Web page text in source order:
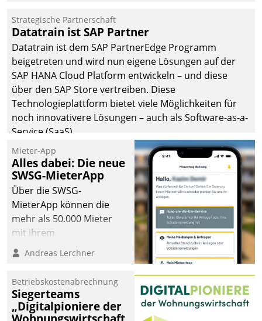
Unternehmen.
Strategische Partnerschaft
Datatrain ist SAP Partner
Datatrain ist dem SAP PartnerEdge Programm
beigetreten und wird nun eigene Lösungen auf der
SAP HANA Cloud Platform entwickeln – und diese
über den SAP Store vertreiben. Diese
Technologieplattform bietet viele Möglichkeiten für
noch innovativere Lösungen – auch als Software-as-a-
Service (SaaS).
Mieter-App
Alles dabei: Die neue
SWSG-MieterApp
Über die SWSG-
MieterApp können die
mehr als 50.000 Mieter
mit ihrem
Wohnungsunternehmen
kommunizieren, auf dem
einsehen und ändern
oder
Schadensmeldungen
Andreas Lerchner
Betriebskostenabrechnung
Siegerteams
„Digitalpioniere der